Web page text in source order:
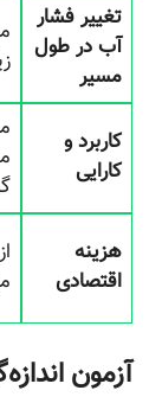
تغییر فشار
آب در طول
مسیر
کاربرد و
کارایی
هزینه
اقتصادی
آزمون